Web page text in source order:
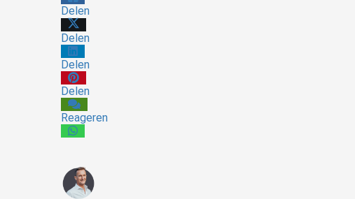
Delen
Delen
Delen
Delen
Reageren